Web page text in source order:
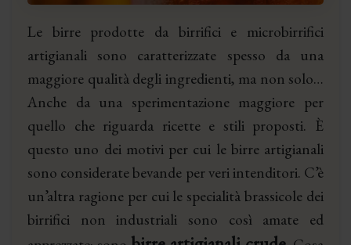
Le birre prodotte da birrifici e microbirrifici
artigianali sono caratterizzate spesso da una
maggiore qualità degli ingredienti, ma non solo…
Anche da una sperimentazione maggiore per
quello che riguarda ricette e stili proposti. È
questo uno dei motivi per cui le birre artigianali
sono considerate bevande per veri intenditori. C’è
un’altra ragione per cui le specialità brassicole dei
birrifici non industriali sono così amate ed